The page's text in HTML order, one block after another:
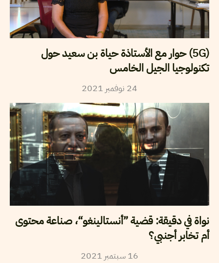
(5G) حوار مع الأستاذة حياة بن سعيد حول
تكنولوجيا الجيل الخامس
24 نوفمبر 2021
نواة في دقيقة: قضية ”أنستالينغو“، صناعة محتوى
أم تخابر أجنبي؟
16سبتمبر 2021